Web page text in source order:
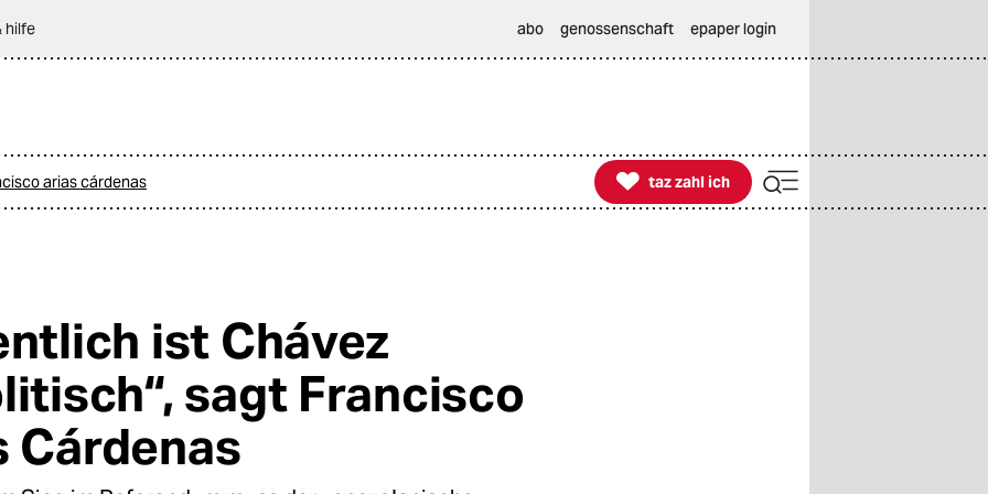
hilfe abo genossenschaft epaper login
arias cárdenas 
taz zahl ich
taz zahl ich
ist Chávez
sagt Francisco
Cárdenas